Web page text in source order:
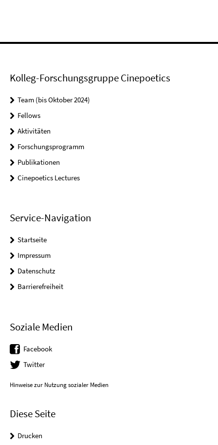
Kolleg-Forschungsgruppe Cinepoetics
Team (bis Oktober 2024)
Fellows
Aktivitäten
Forschungsprogramm
Publikationen
Cinepoetics Lectures
Service-Navigation
Startseite
Impressum
Datenschutz
Barrierefreiheit
Soziale Medien
Facebook
Twitter
Hinweise zur Nutzung sozialer Medien
Diese Seite
Drucken